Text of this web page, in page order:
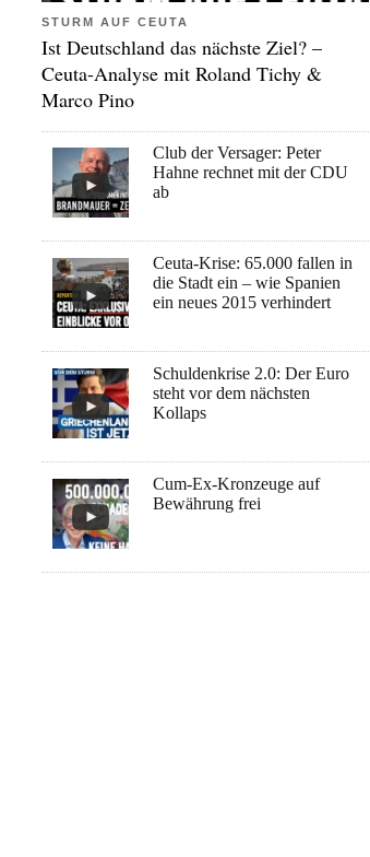
STURM AUF CEUTA
Ist Deutschland das nächste Ziel? –
Ceuta-Analyse mit Roland Tichy &
Marco Pino
Club der Versager: Peter
Hahne rechnet mit der CDU
ab
Ceuta-Krise: 65.000 fallen in
die Stadt ein – wie Spanien
ein neues 2015 verhindert
Schuldenkrise 2.0: Der Euro
steht vor dem nächsten
Kollaps
Cum-Ex-Kronzeuge auf
Bewährung frei